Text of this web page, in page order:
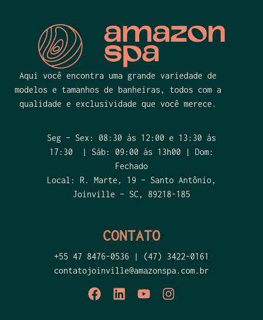
Aqui você encontra uma grande variedade de
modelos e tamanhos de banheiras, todos com a
qualidade e exclusividade que você merece.
Seg – Sex: 08:30 ás 12:00 e 13:30 ás
17:30 | Sáb: 09:00 ás 13h00 | Dom:
Fechado
Local: R. Marte, 19 – Santo Antônio,
Joinville – SC, 89218-185
CONTATO
+55 47 8476-0536 |
(47) 3422-0161
contatojoinville@amazonspa.com.br